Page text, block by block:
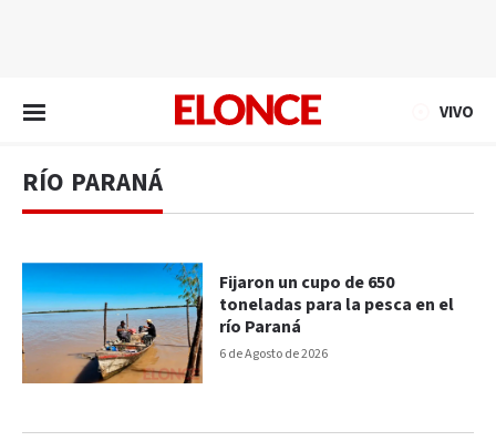
VIVO
RÍO PARANÁ
6 de Agosto de 2026
Fijaron un cupo de 650
toneladas para la pesca en el
río Paraná